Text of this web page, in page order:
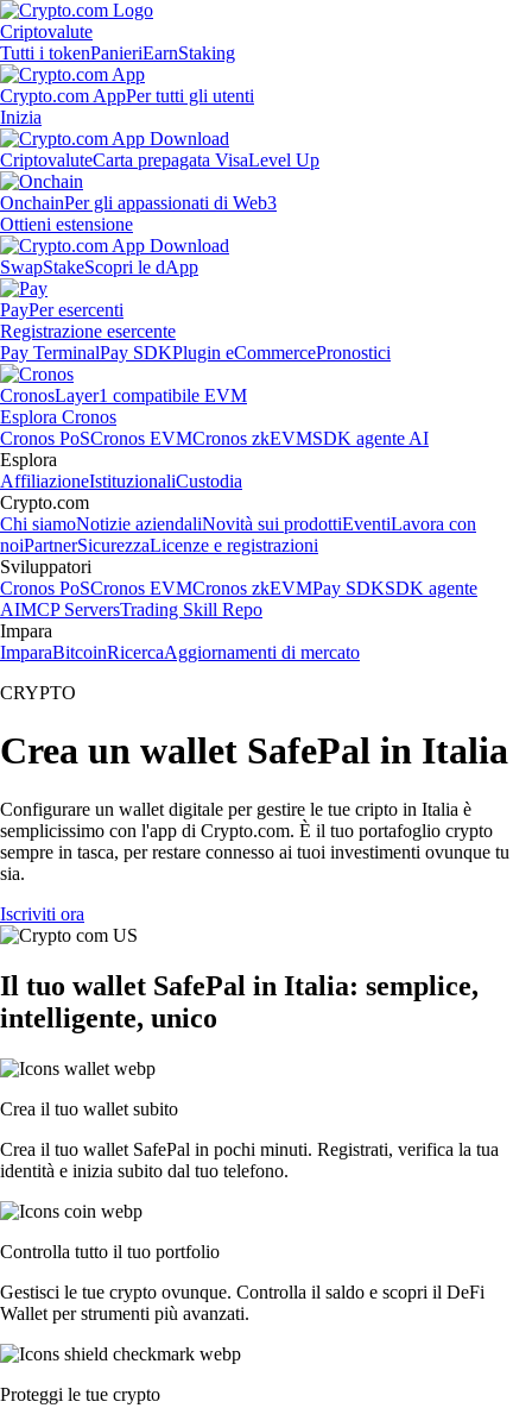
Criptovalute
Tutti i tokenPanieriEarnStaking
Crypto.com AppPer tutti gli utenti
Inizia
CriptovaluteCarta prepagata VisaLevel Up
OnchainPer gli appassionati di Web3
Ottieni estensione
SwapStakeScopri le dApp
PayPer esercenti
Registrazione esercente
Pay TerminalPay SDKPlugin eCommercePronostici
CronosLayer1 compatibile EVM
Esplora Cronos
Cronos PoSCronos EVMCronos zkEVMSDK agente AI
Esplora
AffiliazioneIstituzionaliCustodia
Crypto.com
Chi siamoNotizie aziendaliNovità sui prodottiEventiLavora con
noiPartnerSicurezzaLicenze e registrazioni
Sviluppatori
Cronos PoSCronos EVMCronos zkEVMPay SDKSDK agente
AIMCP ServersTrading Skill Repo
Impara
ImparaBitcoinRicercaAggiornamenti di mercato
CRYPTO
Crea un wallet SafePal in Italia
Configurare un wallet digitale per gestire le tue cripto in Italia è
semplicissimo con l'app di Crypto.com. È il tuo portafoglio crypto
sempre in tasca, per restare connesso ai tuoi investimenti ovunque tu
sia.
Iscriviti ora
Il tuo wallet SafePal in Italia: semplice,
intelligente, unico
Crea il tuo wallet subito
Crea il tuo wallet SafePal in pochi minuti. Registrati, verifica la tua
identità e inizia subito dal tuo telefono.
Controlla tutto il tuo portfolio
Gestisci le tue crypto ovunque. Controlla il saldo e scopri il DeFi
Wallet per strumenti più avanzati.
Proteggi le tue crypto